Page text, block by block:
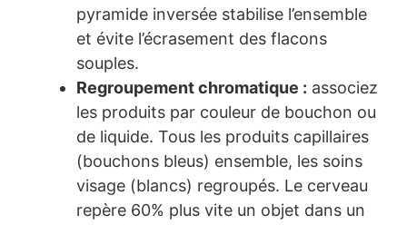
pyramide inversée stabilise l’ensemble
et évite l’écrasement des flacons
souples.
Regroupement chromatique : associez
les produits par couleur de bouchon ou
de liquide. Tous les produits capillaires
(bouchons bleus) ensemble, les soins
visage (blancs) regroupés. Le cerveau
repère 60% plus vite un objet dans un